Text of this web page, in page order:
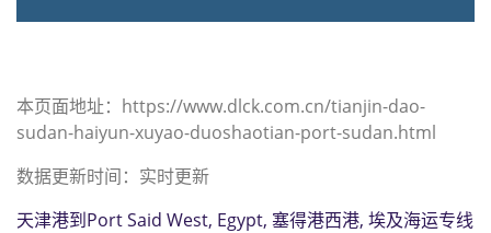
本页面地址：https://www.dlck.com.cn/tianjin-dao-
sudan-haiyun-xuyao-duoshaotian-port-sudan.html
数据更新时间：实时更新
天津港到Port Said West, Egypt, 塞得港西港, 埃及海运专线